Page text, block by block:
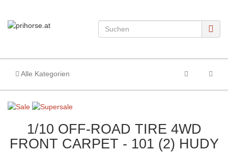
Alle Kategorien
1/10 OFF-ROAD TIRE 4WD
FRONT CARPET - 101 (2) HUDY